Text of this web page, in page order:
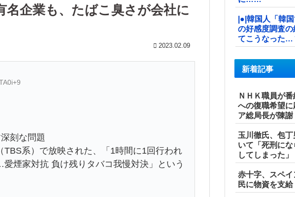
名企業も、たばこ臭さが会社に
2023.02.09
刻な問題
系）で放映された、「1時間に1回行われ
煙家対抗 負け残りタバコ我慢対決」という
|●|韓国人「韓
の好感度調査
てこうなった…
新着記事
ＮＨＫ職員が
への復職希望
ア総局長が陳謝
玉川徹氏、包
いて「死刑に
してしまった」
赤十字、スペ
民に物資を支給